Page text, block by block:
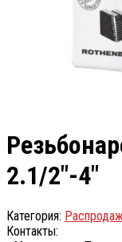
2.1/2″-4″
Категория:
Контакты: